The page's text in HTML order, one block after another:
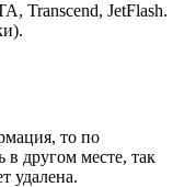
Transcend, JetFlash.
то по
в другом месте, так
удалена.